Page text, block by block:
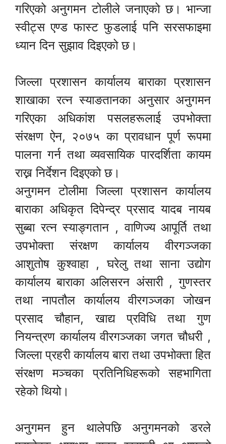
गरिएको अनुगमन टोलीले जनाएको छ। भान्जा
स्वीट्स एण्ड फास्ट फुडलाई पनि सरसफाइमा
ध्यान दिन सुझाव दिइएको छ।
जिल्ला प्रशासन कार्यालय बाराका प्रशासन
शाखाका रत्न स्याङतानका अनुसार अनुगमन
गरिएका अधिकांश पसलहरूलाई उपभोक्ता
संरक्षण ऐन, २०७५ का प्रावधान पूर्ण रूपमा
पालना गर्न तथा व्यवसायिक पारदर्शिता कायम
राख्न निर्देशन दिइएको छ।
अनुगमन टोलीमा जिल्ला प्रशासन कार्यालय
बाराका अधिकृत दिपेन्द्र प्रसाद यादब नायब
सुब्बा रत्न स्याङ्गतान , वाणिज्य आपूर्ति तथा
उपभोक्ता संरक्षण कार्यालय वीरगञ्जका
आशुतोष कुश्वाहा , घरेलु तथा साना उद्योग
कार्यालय बाराका अलिसरन अंसारी , गुणस्तर
तथा नापतौल कार्यालय वीरगञ्जका जोखन
प्रसाद चौहान, खाद्य प्रविधि तथा गुण
नियन्त्रण कार्यालय वीरगञ्जका जगत चौधरी ,
जिल्ला प्रहरी कार्यालय बारा तथा उपभोक्ता हित
संरक्षण मञ्चका प्रतिनिधिहरूको सहभागिता
रहेको थियो।
अनुगमन हुन थालेपछि अनुगमनको डरले